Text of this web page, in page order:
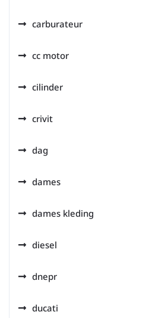
carburateur
cc motor
cilinder
crivit
dag
dames
dames kleding
diesel
dnepr
ducati